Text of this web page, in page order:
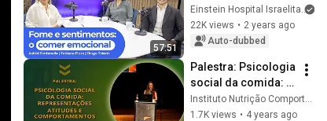
57:51
have to do with
hunger? | Season 1
Episode 6
Einstein Hospital Israelita
22K views • 2 years ago
Auto-dubbed
Palestra: Psicologia
social da comida:
representações,
atitudes e
Instituto Nutrição Comportamental
1.7K views • 4 years ago